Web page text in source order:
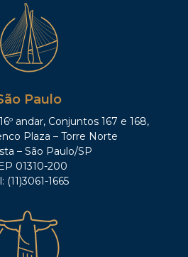
Paulo
andar, Conjuntos 167 e 168,
Plaza – Torre Norte
– São Paulo/SP
01310-200
(11)3061-1665